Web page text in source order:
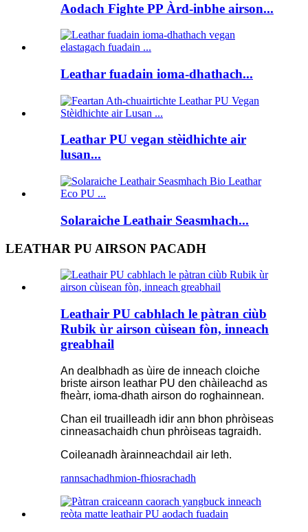
Aodach Fighte PP Àrd-inbhe airson...
Leathar fuadain ioma-dhathach...
Leathar PU vegan stèidhichte air
lusan...
Solaraiche Leathair Seasmhach...
LEATHAR PU AIRSON PACADH
Leathair PU cabhlach le pàtran ciùb
Rubik ùr airson cùisean fòn, inneach
greabhail
An dealbhadh as ùire de inneach cloiche
briste airson leathar PU den chàileachd as
fheàrr, ioma-dhath airson do roghainnean.
Chan eil truailleadh idir ann bhon phròiseas
cinneasachaidh chun phròiseas tagraidh.
Coileanadh àrainneachdail air leth.
rannsachadhmion-fhiosrachadh